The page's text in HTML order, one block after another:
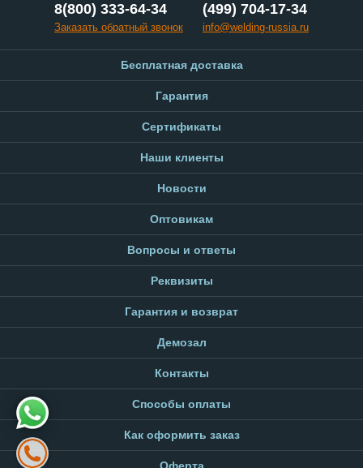
8(800) 333-64-34
Заказать обратный звонок
(499) 704-17-34
info@welding-russia.ru
Бесплатная доставка
Гарантия
Сертификаты
Наши клиенты
Новости
Оптовикам
Вопросы и ответы
Реквизиты
Гарантия и возврат
Демозал
Контакты
Способы оплаты
Как оформить заказ